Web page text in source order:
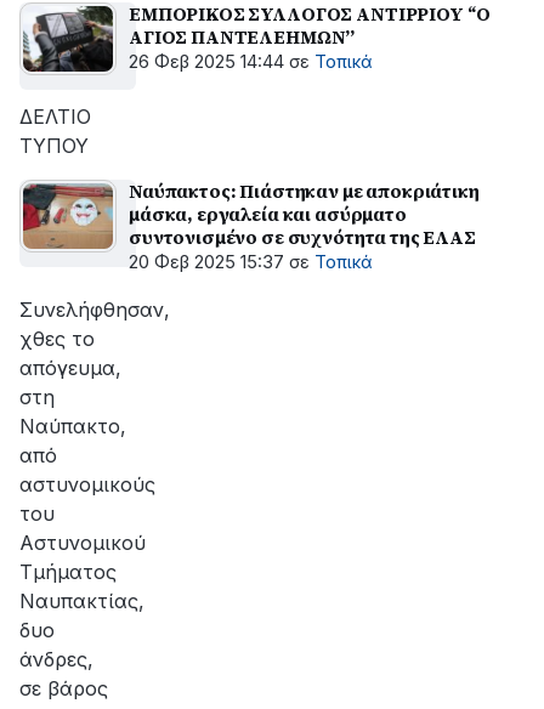
ΕΜΠΟΡΙΚΟΣ ΣΥΛΛΟΓΟΣ ΑΝΤΙΡΡΙΟΥ ‘‘Ο
ΑΓΙΟΣ ΠΑΝΤΕΛΕΗΜΩΝ’’
26 Φεβ 2025 14:44 σε Τοπικά
ΔΕΛΤΙΟ
ΤΥΠΟΥ
Ναύπακτος: Πιάστηκαν με αποκριάτικη
μάσκα, εργαλεία και ασύρματο
συντονισμένο σε συχνότητα της ΕΛΑΣ
20 Φεβ 2025 15:37 σε Τοπικά
Συνελήφθησαν,
χθες το
απόγευμα,
στη
Ναύπακτο,
από
αστυνομικούς
του
Αστυνομικού
Τμήματος
Ναυπακτίας,
δυο
άνδρες,
σε βάρος